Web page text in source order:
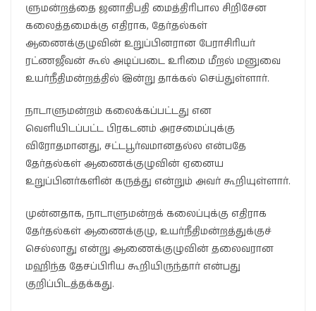
ளுமன்றத்தை ஜனாதிபதி மைத்திரிபால சிறிசேன
கலைத்தமைக்கு எதிராக, தேர்தல்கள்
ஆணைக்குழுவின் உறுப்பினரான பேராசிரியர்
ரட்ணஜீவன் கூல் அடிப்படை உரிமை மீறல் மனுவை
உயர்நீதிமன்றத்தில் இன்று தாக்கல் செய்துள்ளார்.
நாடாளுமன்றம் கலைக்கப்பட்டது என
வெளியிடப்பட்ட பிரகடனம் அரசமைப்புக்கு
விரோதமானது, சட்டபூர்வமானதல்ல என்பதே
தேர்தல்கள் ஆணைக்குழுவின் ஏனைய
உறுப்பினர்களின் கருத்து என்றும் அவர் கூறியுள்ளார்.
முன்னதாக, நாடாளுமன்றக் கலைப்புக்கு எதிராக
தேர்தல்கள் ஆணைக்குழு, உயர்நீதிமன்றத்துக்குச்
செல்லாது என்று ஆணைக்குழுவின் தலைவரான
மஹிந்த தேசப்பிரிய கூறியிருந்தார் என்பது
குறிப்பிடத்தக்கது.